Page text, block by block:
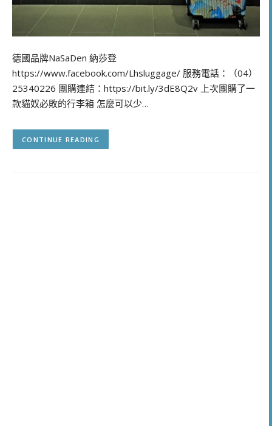
德國品牌NaSaDen 納莎登
https://www.facebook.com/Lhsluggage/ 服務電話：（04）
25340226 團購連結：https://bit.ly/3dE8Q2v 上次團購了一
款貓奴必敗的行李箱 怎麼可以少…
CONTINUE READING